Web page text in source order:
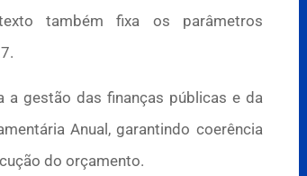
também fixa os parâmetros
a gestão das finanças públicas e da
Anual, garantindo coerência
do orçamento.